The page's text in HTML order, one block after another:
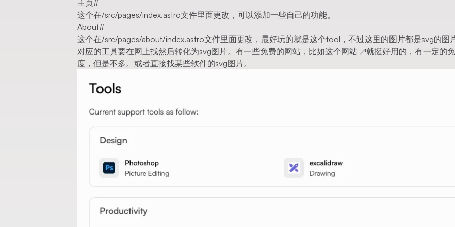
主页#
这个在/src/pages/index.astro文件里面更改，可以添加一些自己的功能。
About#
这个在/src/pages/about/index.astro文件里面更改，最好玩的就是这个tool，不过这里的图片都是svg的图
对应的工具要在网上找然后转化为svg图片。有一些免费的网站，比如这个网站 ↗就挺好用的，有一定的
度，但是不多。或者直接找某些软件的svg图片。